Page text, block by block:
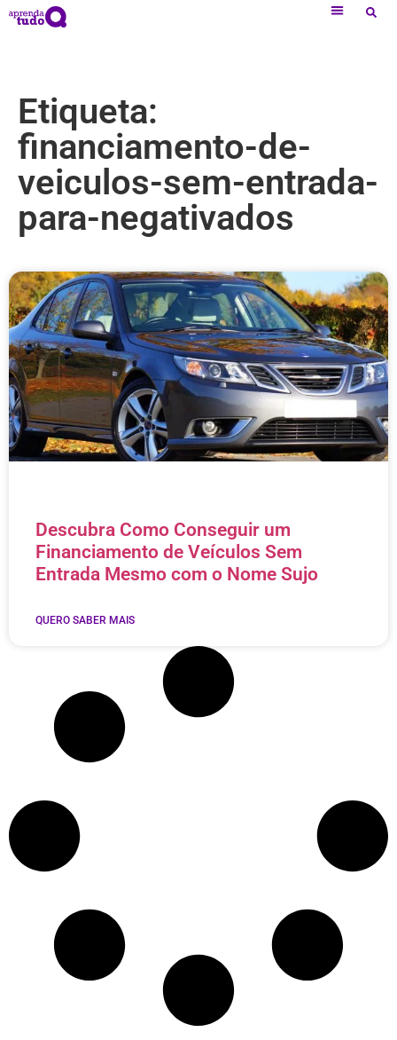
Etiqueta:
financiamento-de-
veiculos-sem-entrada-
para-negativados
Descubra Como Conseguir um
Financiamento de Veículos Sem
Entrada Mesmo com o Nome Sujo
QUERO SABER MAIS